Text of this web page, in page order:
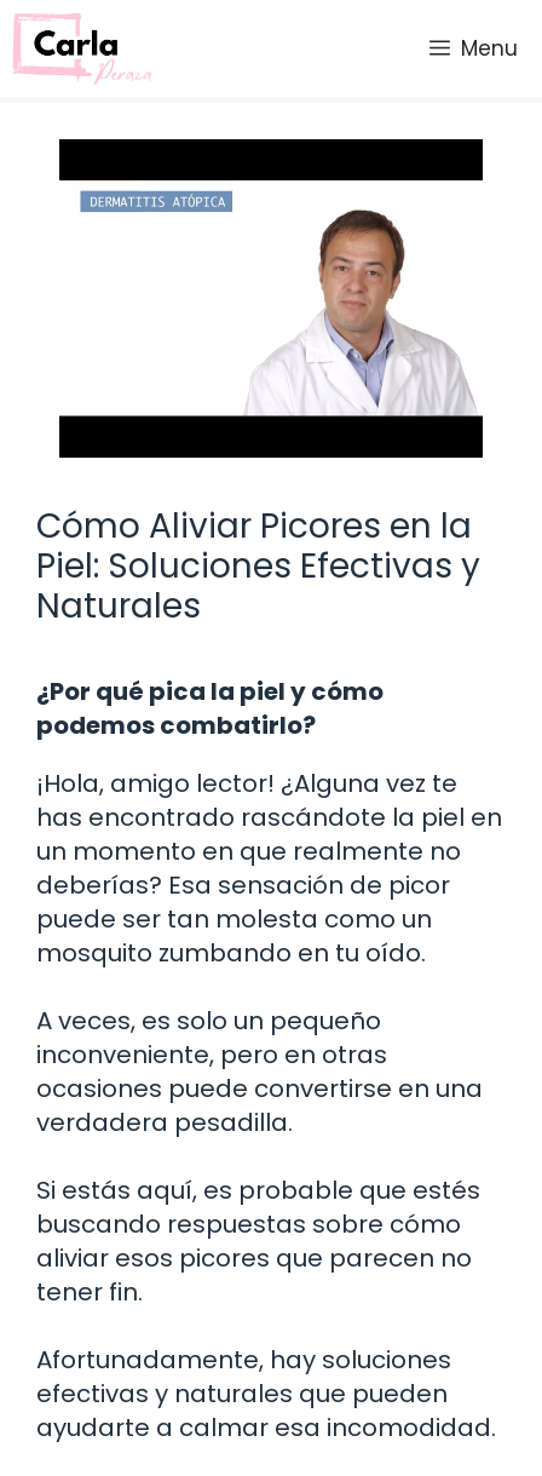
Saltar
al
contenido
Menu
Cómo Aliviar Picores en la
Piel: Soluciones Efectivas y
Naturales
¿Por qué pica la piel y cómo
podemos combatirlo?
¡Hola, amigo lector! ¿Alguna vez te
has encontrado rascándote la piel en
un momento en que realmente no
deberías? Esa sensación de picor
puede ser tan molesta como un
mosquito zumbando en tu oído.
A veces, es solo un pequeño
inconveniente, pero en otras
ocasiones puede convertirse en una
verdadera pesadilla.
Si estás aquí, es probable que estés
buscando respuestas sobre cómo
aliviar esos picores que parecen no
tener fin.
Afortunadamente, hay soluciones
efectivas y naturales que pueden
ayudarte a calmar esa incomodidad.